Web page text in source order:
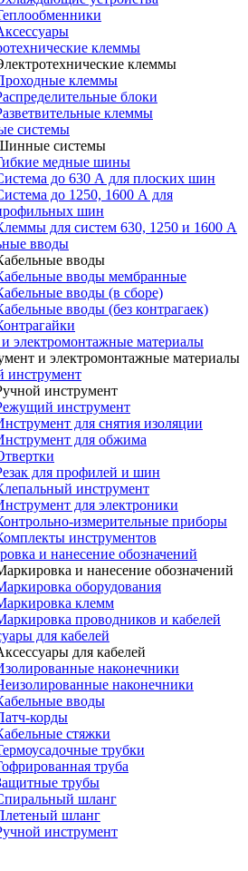
клеммы
клеммы
клеммы
блоки
клеммы
системы
системы
медные шины
до 630 А для плоских шин
до 1250, 1600 А для
шин
для систем 630, 1250 и 1600 А
вводы
вводы
вводы мембранные
вводы (в сборе)
вводы (без контрагаек)
электромонтажные материалы
и электромонтажные материалы
инструмент
инструмент
инструмент
для снятия изоляции
для обжима
для профилей и шин
инструмент
для электроники
измерительные приборы
инструментов
и нанесение обозначений
и нанесение обозначений
оборудования
клемм
проводников и кабелей
для кабелей
для кабелей
наконечники
наконечники
вводы
корды
стяжки
трубки
труба
трубы
шланг
шланг
инструмент